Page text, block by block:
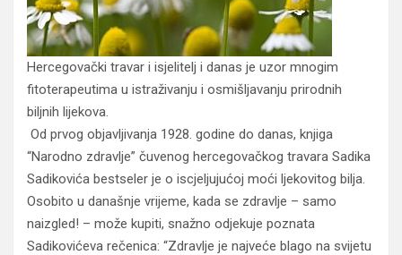
Hercegovački travar i isjelitelj i danas je uzor mnogim
fitoterapeutima u istraživanju i osmišljavanju prirodnih
biljnih lijekova.
Od prvog objavljivanja 1928. godine do danas, knjiga
“Narodno zdravlje” čuvenog hercegovačkog travara Sadika
Sadikovića bestseler je o iscjeljujućoj moći ljekovitog bilja.
Osobito u današnje vrijeme, kada se zdravlje – samo
naizgled! – može kupiti, snažno odjekuje poznata
Sadikovićeva rečenica: “Zdravlje je najveće blago na svijetu